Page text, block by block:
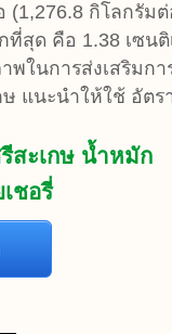
(1,276.8 กิโลกรัม
ที่สุด คือ 1.38 เซน
ในการส่งเสริมกา
แนะนำให้ใช้ อัตร
สะเกษ น้ำหมัก
ชอรี่